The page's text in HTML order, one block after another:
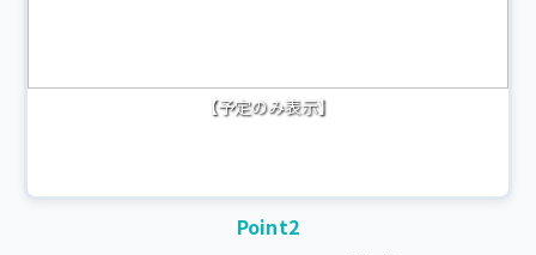
【予定のみ表示】
Point2